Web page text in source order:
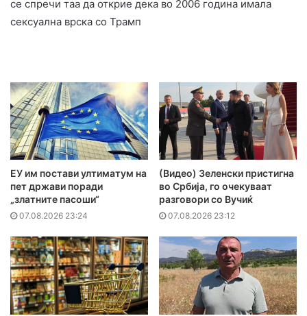
се спречи таа да открие дека во 2006 година имала
сексуална врска со Трамп
ЕУ им постави ултиматум на
пет држави поради
„златните пасоши“
07.08.2026 23:24
(Видео) Зеленски пристигна
во Србија, го очекуваат
разговори со Вучиќ
07.08.2026 23:12